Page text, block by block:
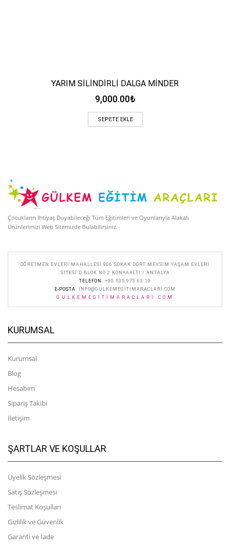
YARIM SİLİNDİRLİ DALGA MİNDER
9,000.00₺
SEPETE EKLE
Çocukların İhtiyaç Duyabileceği Tüm Eğitimleri ve Oyunlarıyla Alakalı
Ürünlerimizi Web Sitemizde Bulabilirsiniz.
ÖĞRETMEN EVLERI MAHALLESI 906 SOKAK DÖRT MEVSIM YAŞAM EVLERI
SITESI D BLOK NO:2 KONYAALTI / ANTALYA
TELEFON : +90 535 973 63 19
E-POSTA:
INFO@GULKEMEGITIMARACLARI.COM
GULKEMEGITIMARACLARI.COM
KURUMSAL
Kurumsal
Blog
Hesabım
Sipariş Takibi
İletişim
ŞARTLAR VE KOŞULLAR
Üyelik Sözleşmesi
Satış Sözleşmesi
Teslimat Koşulları
Gizlilik ve Güvenlik
Garanti ve İade